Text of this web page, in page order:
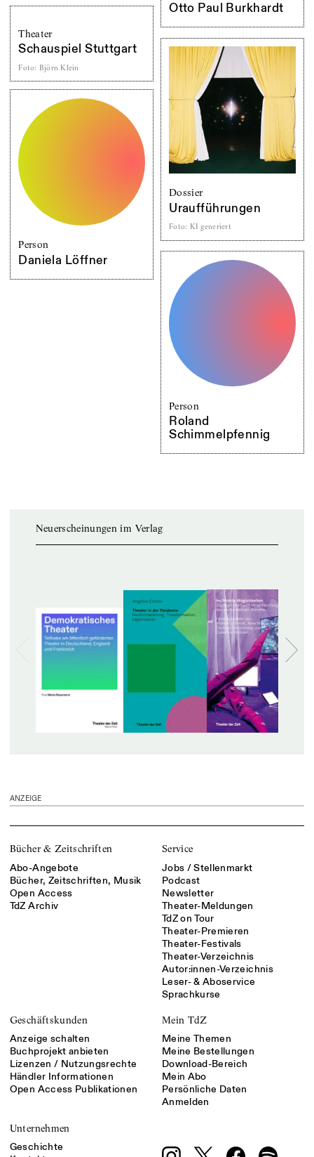
Otto Paul Burkhardt
Theater
Schauspiel Stuttgart
Foto: Björn Klein
Dossier
Uraufführungen
Foto: KI generiert
Person
Daniela Löffner
Person
Roland
Schimmelpfennig
Neuerscheinungen im Verlag
ANZEIGE
Bücher & Zeitschriften
Abo-Angebote
Bücher, Zeitschriften, Musik
Open Access
TdZ Archiv
Service
Jobs / Stellenmarkt
Podcast
Newsletter
Theater-Meldungen
TdZ on Tour
Theater-Premieren
Theater-Festivals
Theater-Verzeichnis
Autor:innen-Verzeichnis
Leser- & Aboservice
Sprachkurse
Geschäftskunden
Anzeige schalten
Buchprojekt anbieten
Lizenzen / Nutzungsrechte
Händler Informationen
Open Access Publikationen
Mein TdZ
Meine Themen
Meine Bestellungen
Download-Bereich
Mein Abo
Persönliche Daten
Anmelden
Unternehmen
Geschichte